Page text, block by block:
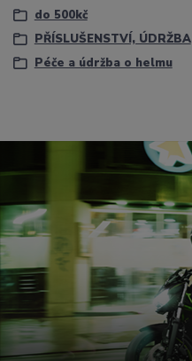
do 500kč
PŘÍSLUŠENSTVÍ, ÚDRŽBA
Péče a údržba o helmu